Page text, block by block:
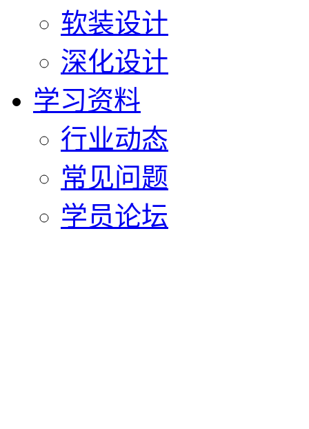
软装设计
深化设计
学习资料
行业动态
常见问题
学员论坛